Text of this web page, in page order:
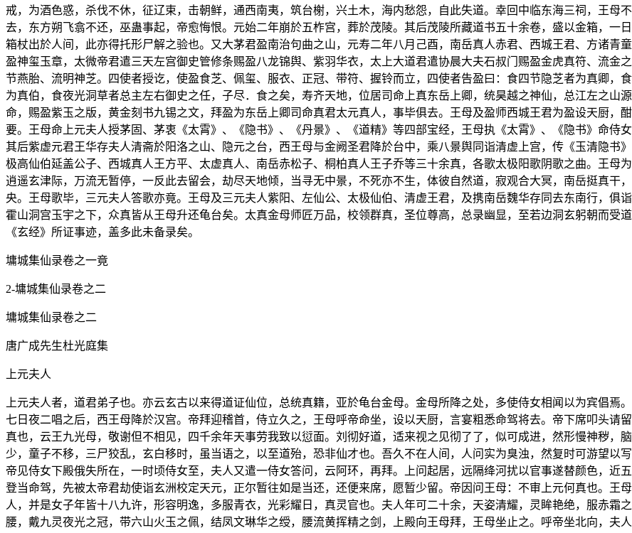
戒，为酒色惑，杀伐不休，征辽束，击朝鲜，通西南夷，筑台榭，兴土木，海内愁怨，自此失道。幸回中临东海三祠，王母
去，东方朔飞翕不还，巫蛊事起，帝愈悔恨。元始二年崩於五柞宫，葬於茂陵。其后茂陵所藏道书五十余卷，盛以金箱，一
箱杖出於人间，此亦得托形尸解之验也。又大茅君盈南治句曲之山，元寿二年八月己酉，南岳真人赤君、西城王君、方诸青
盈神玺玉章，太微帝君遣三天左宫御史管修条赐盈八龙锦舆、紫羽华衣，太上大道君遣协晨大夫石叔门赐盈金虎真符、流金
节燕胎、流明神芝。四使者授讫，使盈食芝、佩玺、服衣、正冠、带符、握铃而立，四使者告盈曰：食四节隐芝者为真卿，
为真伯，食夜光洞草者总主左右御史之任，子尽．食之矣，寿齐天地，位居司命上真东岳上卿，统昊越之神仙，总江左之山
命，赐盈紫玉之版，黄金刻书九锡之文，拜盈为东岳上卿司命真君太元真人，事毕俱去。王母及盈师西城王君为盈设天厨，
要。王母命上元夫人授茅固、茅衷《太霄》、《隐书》、《丹景》、《道精》等四部宝经，王母执《太霄》、《隐书》命侍
其后紫虚元君王华存夫人清斋於阳洛之山、隐元之台，西王母与金阙圣君降於台中，乘八景舆同诣清虚上宫，传《玉清隐书
极高仙伯延盖公子、西城真人王方平、太虚真人、南岳赤松子、桐柏真人王子乔等三十余真，各歌太极阳歌阴歌之曲。王母
逍遥玄津际，万流无暂停，一反此去留会，劫尽天地倾，当寻无中景，不死亦不生，体彼自然道，寂观合大冥，南岳挺真干
央。王母歌毕，三元夫人答歌亦竟。王母及三元夫人紫阳、左仙公、太极仙伯、清虚王君，及携南岳魏华存同去东南行，俱
霍山洞宫玉宇之下，众真皆从王母升还龟台矣。太真金母师匠万品，校领群真，圣位尊高，总录幽显，至若边洞玄躬朝而受
《玄经》所证事迹，盖多此未备录矣。
墉城集仙录卷之一竟
2-墉城集仙录卷之二
墉城集仙录卷之二
唐广成先生杜光庭集
上元夫人
上元夫人者，道君弟子也。亦云玄古以来得道证仙位，总统真籍，亚於龟台金母。金母所降之处，多使侍女相闻以为宾倡焉
七日夜二唱之后，西王母降於汉宫。帝拜迎稽首，侍立久之，王母呼帝命坐，设以天厨，言宴粗悉命驾将去。帝下席叩头请
真也，云王九光母，敬谢但不相见，四千余年天事劳我致以愆面。刘彻好道，适来视之见彻了了，似可成进，然形慢神秽，
少，童子不移，三尸狡乱，玄白移时，虽当语之，以至道殆，恐非仙才也。吾久不在人间，人问实为臭浊，然复时可游望以
帝见侍女下殿俄失所在，一时顷侍女至，夫人又遣一侍女答问，云阿环，再拜。上问起居，远隔绛河扰以官事遂替颜色，近
登当命驾，先被太帝君劫使诣玄洲校定天元，正尔暂往如是当还，还便来席，愿暂少留。帝因问王母：不审上元何真也。王
人，并是女子年皆十八九许，形容明逸，多服青衣，光彩耀日，真灵官也。夫人年可二十余，天姿清耀，灵眸艳绝，服赤霜
腰，戴九灵夜光之冠，带六山火玉之佩，结凤文琳华之绶，腰流黄挥精之剑，上殿向王母拜，王母坐止之。呼帝坐北向，夫